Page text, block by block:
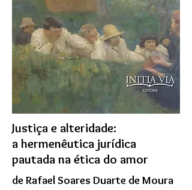
Justiça e alteridade:
a hermenêutica jurídica
pautada na ética do amor
de Rafael Soares Duarte de Moura